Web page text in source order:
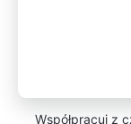
Współpracuj z